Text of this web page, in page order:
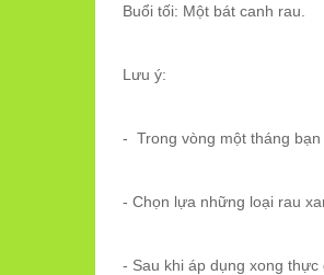
Buổi tối: Một bát canh rau.
Lưu ý:
- Trong vòng một tháng
- Chọn lựa những loại rau
- Sau khi áp dụng xong